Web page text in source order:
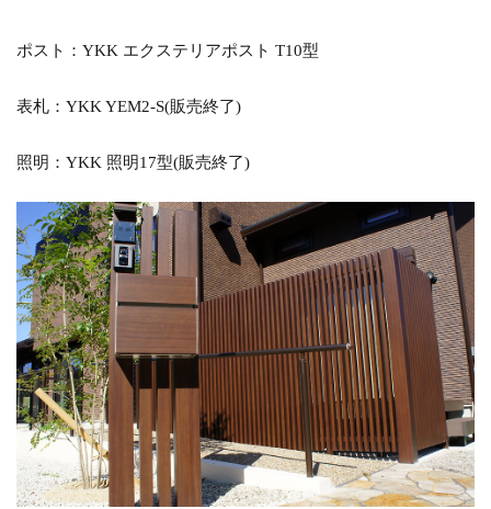
ポスト：YKK エクステリアポスト T10型
表札：YKK YEM2-S(販売終了)
照明：YKK 照明17型(販売終了)
LIXIL エススライド
LIXIL ガーデンルームGF
LIXIL グレイスランド
LIXIL スタイルコート
LIXIL ステンレスサイン
LIXIL スマート宅配ポスト
LIXIL デザイナーズパーツ 枕木材
LIXIL ネクストポスト
LIXIL ネスカ
LIXIL ハイサモア
LIXIL フーゴ
LIXIL ファンクションユニット アクシィ
LIXIL ファンクションユニット ウィルモダン
LIXIL フェンスAB
LIXIL ブラケットウォールライト
LIXIL プラスG
LIXIL プレスタフェンス